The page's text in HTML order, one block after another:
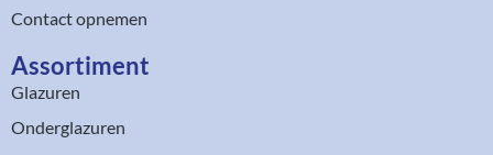
Contact opnemen
Assortiment​
Glazuren
Onderglazuren